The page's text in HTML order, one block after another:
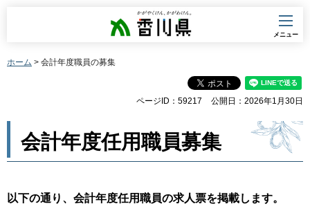
香川県
メニュー
ホーム > 会計年度職員の募集
ページID：59217 公開日：2026年1月30日
会計年度任用職員募集
以下の通り、会計年度任用職員の求人票を掲載します。